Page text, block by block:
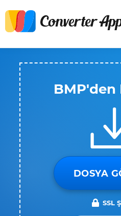
BMP'den
DOSYA
SSL